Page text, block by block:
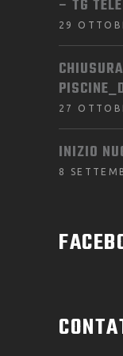
– TG
29
27
INIZIO
8